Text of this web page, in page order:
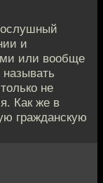
и
или вообще
не
Как же в
гражданскую